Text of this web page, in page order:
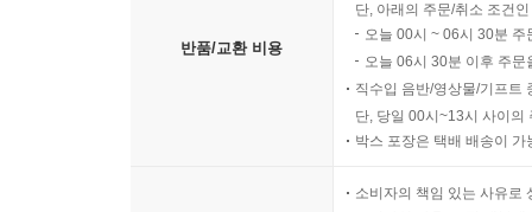
반품/교환 비용
단, 아래의 주문/취소 조건
오늘 00시 ~ 06시 30분
오늘 06시 30분 이후 주
직수입 음반/영상물/기프트
단, 당일 00시~13시 사이의
박스 포장은 택배 배송이
소비자의 책임 있는 사유로